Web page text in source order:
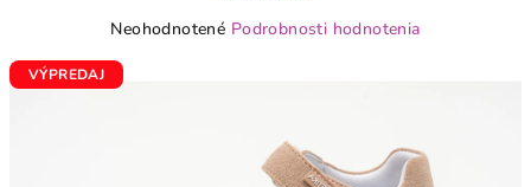
Priemerné
produktu
Neohodnotené Podrobnosti hodnotenia
VÝPREDAJ